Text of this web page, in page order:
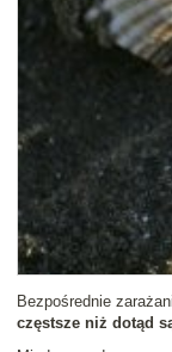
Bezpośrednie
częstsze niż dotąd